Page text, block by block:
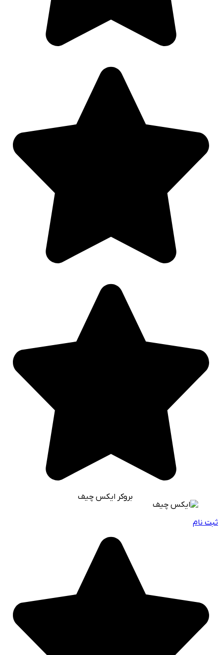
بروکر ایکس چیف
ثبت نام